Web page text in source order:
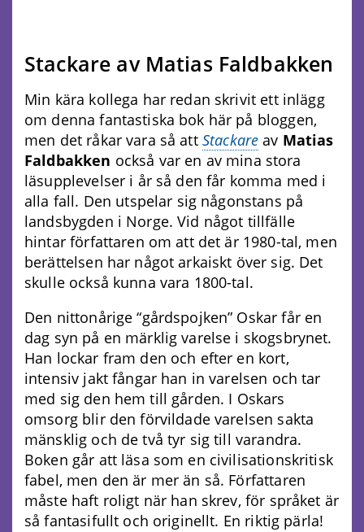
Stackare av Matias Faldbakken
Min kära kollega har redan skrivit ett inlägg
om denna fantastiska bok här på bloggen,
men det råkar vara så att Stackare av Matias
Faldbakken också var en av mina stora
läsupplevelser i år så den får komma med i
alla fall. Den utspelar sig någonstans på
landsbygden i Norge. Vid något tillfälle
hintar författaren om att det är 1980-tal, men
berättelsen har något arkaiskt över sig. Det
skulle också kunna vara 1800-tal.
Den nittonårige “gårdspojken” Oskar får en
dag syn på en märklig varelse i skogsbrynet.
Han lockar fram den och efter en kort,
intensiv jakt fångar han in varelsen och tar
med sig den hem till gården. I Oskars
omsorg blir den förvildade varelsen sakta
mänsklig och de två tyr sig till varandra.
Boken går att läsa som en civilisationskritisk
fabel, men den är mer än så. Författaren
måste haft roligt när han skrev, för språket är
så fantasifullt och originellt. En riktig pärla!